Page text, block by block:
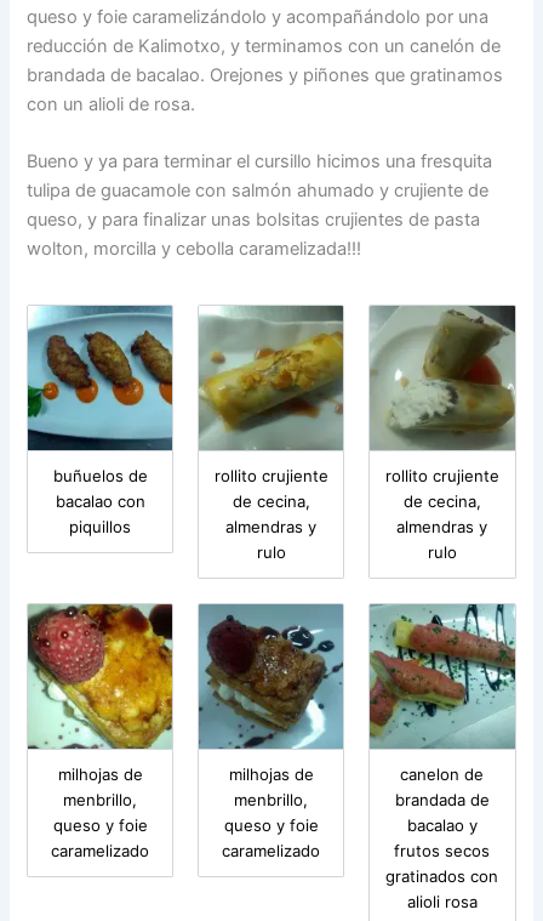
queso y foie caramelizándolo y acompañándolo por una
reducción de Kalimotxo, y terminamos con un canelón de
brandada de bacalao. Orejones y piñones que gratinamos
con un alioli de rosa.
Bueno y ya para terminar el cursillo hicimos una fresquita
tulipa de guacamole con salmón ahumado y crujiente de
queso, y para finalizar unas bolsitas crujientes de pasta
wolton, morcilla y cebolla caramelizada!!!
buñuelos de
bacalao con
piquillos
rollito crujiente
de cecina,
almendras y
rulo
rollito crujiente
de cecina,
almendras y
rulo
milhojas de
menbrillo,
queso y foie
caramelizado
milhojas de
menbrillo,
queso y foie
caramelizado
canelon de
brandada de
bacalao y
frutos secos
gratinados con
alioli rosa